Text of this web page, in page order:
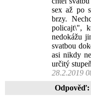
sex až po
brzy.
policajt\",
nedokážu
svatbou
asi nikdy
určitý
28.2.2019
Odpověď: